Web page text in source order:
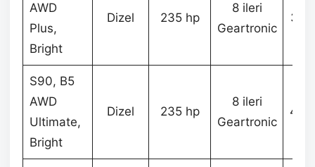
AWD
Plus,
Bright
Dizel 235 hp
8 ileri
Geartronic
S90, B5
AWD
Ultimate,
Bright
Dizel 235 hp
8 ileri
Geartronic